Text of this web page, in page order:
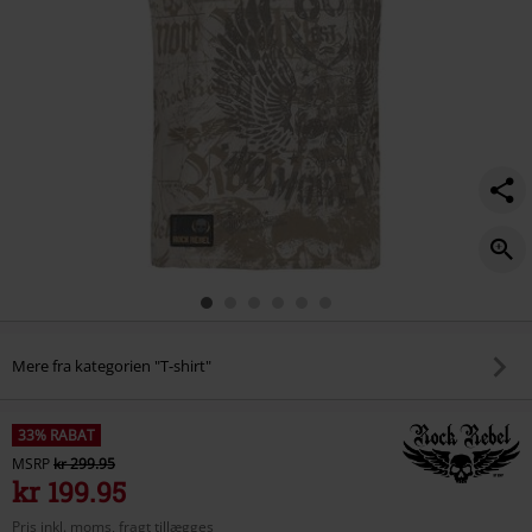
Mere fra kategorien "T-shirt"
33% RABAT
MSRPkr 299.95
kr 199.95
Pris inkl. moms, fragt tillægges